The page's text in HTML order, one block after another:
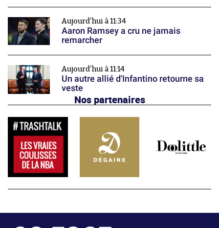
Aujourd'hui à 11:34
Aaron Ramsey a cru ne jamais
remarcher
Aujourd'hui à 11:14
Un autre allié d'Infantino retourne sa
veste
Nos partenaires